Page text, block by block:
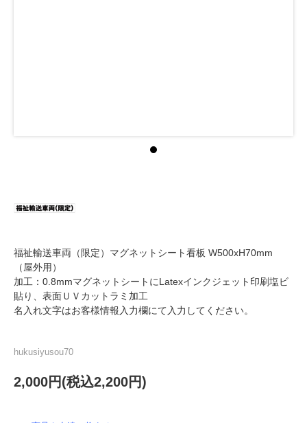
福祉輸送車両（限定）マグネットシート看板 W500xH70mm
（屋外用）
加工：0.8mmマグネットシートにLatexインクジェット印刷塩ビ
貼り、表面ＵＶカットラミ加工
名入れ文字はお客様情報入力欄にて入力してください。
hukusiyusou70
2,000円(税込2,200円)